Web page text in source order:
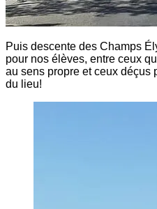
Puis descente des Champs
pour nos élèves, entre ceux
au sens propre et ceux déçus
du lieu!